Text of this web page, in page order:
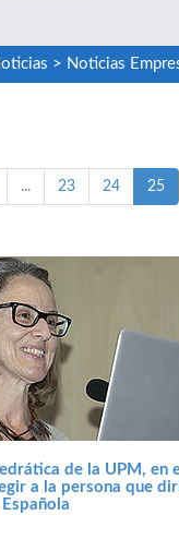
> Noticias
... 23 24 25
de la UPM, en
a la persona que